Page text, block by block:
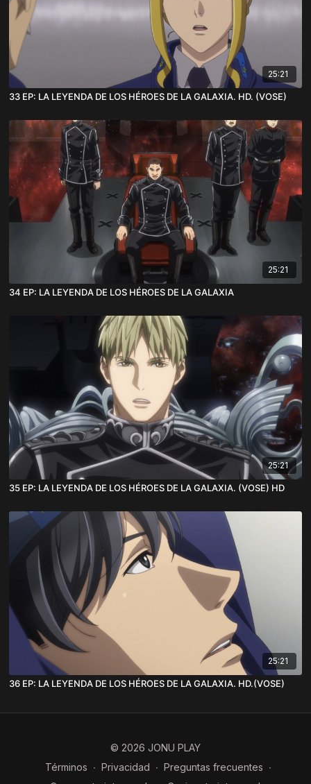
25:21
33 EP: LA LEYENDA DE LOS HÉROES DE LA GALAXIA. HD. (VOSE)
25:21
34 EP: LA LEYENDA DE LOS HÉROES DE LA GALAXIA
25:21
35 EP: LA LEYENDA DE LOS HÉROES DE LA GALAXIA. (VOSE) HD
25:21
36 EP: LA LEYENDA DE LOS HÉROES DE LA GALAXIA. HD.(VOSE)
© 2026 JONU PLAY
Términos ∙ Privacidad ∙ Preguntas frecuentes ∙